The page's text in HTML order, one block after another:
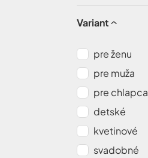
Variant
pre ženu
pre muža
pre chlapca
detské
kvetinové
svadobné